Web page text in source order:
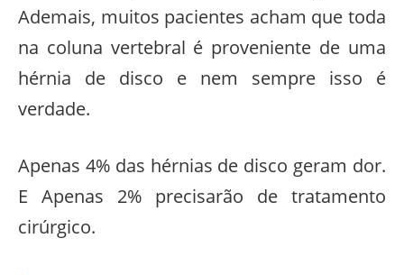
Ademais, muitos pacientes acham que toda
na coluna vertebral é proveniente de uma
hérnia de disco e nem sempre isso é
verdade.
Apenas 4% das hérnias de disco geram dor.
E Apenas 2% precisarão de tratamento
cirúrgico.